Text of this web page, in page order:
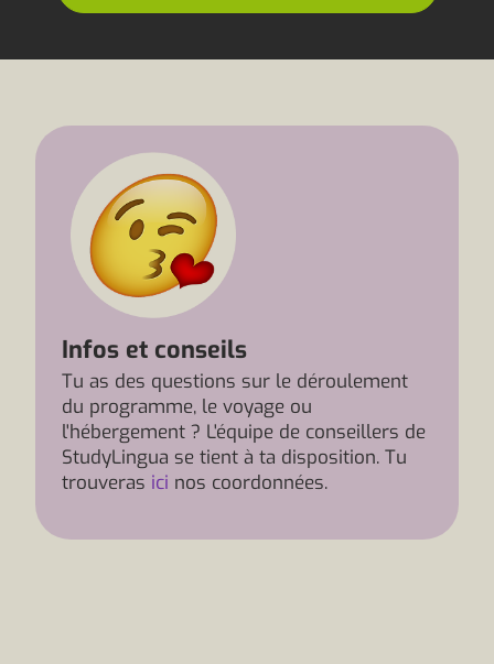
Infos et conseils
Tu as des questions sur le déroulement
du programme, le voyage ou
l'hébergement ? L'équipe de conseillers de
StudyLingua se tient à ta disposition. Tu
trouveras ici nos coordonnées.